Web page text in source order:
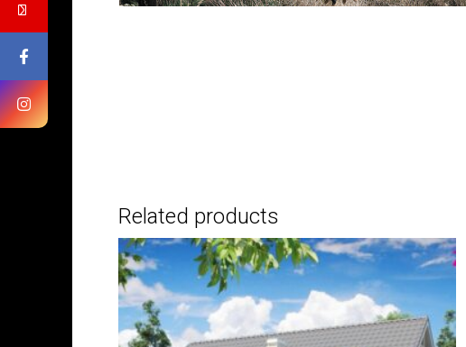
Related products